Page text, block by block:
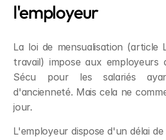
l'employeur
La loi de mensualisation (article
travail) impose aux employeurs
Sécu pour les salariés
d'ancienneté. Mais cela ne
jour.
L'employeur dispose d'un délai